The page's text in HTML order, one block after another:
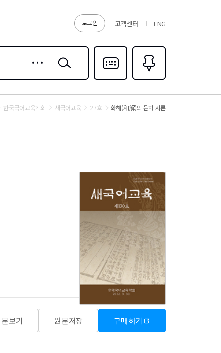
로그인 고객센터 ENG
검색
다국어입력
즐겨찾기0
한국국어교육학회 새국어교육 27호 화해(和解)의 문학 시론
보기 원문저장 구매하기